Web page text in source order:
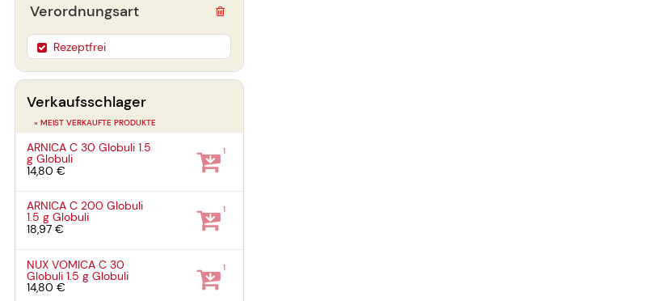
Verordnungsart
Rezeptfrei
Verkaufsschlager
» MEIST VERKAUFTE PRODUKTE
ARNICA C 30 Globuli1.5
gGlobuli
14,80 €
1
ARNICA C 200 Globuli
1.5 gGlobuli
18,97 €
1
NUX VOMICA C 30
Globuli1.5 gGlobuli
14,80 €
1